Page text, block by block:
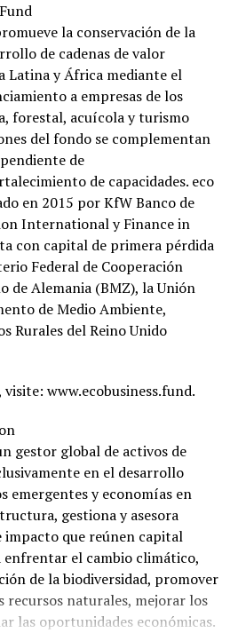
la conservación de la
de cadenas de valor
Latina y África mediante el
a empresas de los
forestal, acuícola y turismo
del fondo se complementan
de
de capacidades. eco
en 2015 por KfW Banco de
International y Finance in
con capital de primera pérdida
Federal de Cooperación
de Alemania (BMZ), la Unión
de Medio Ambiente,
Rurales del Reino Unido
www.ecobusiness.fund.
gestor global de activos de
en el desarrollo
emergentes y economías en
gestiona y asesora
impacto que reúnen capital
el cambio climático,
de la biodiversidad, promover
recursos naturales, mejorar los
las oportunidades económicas.